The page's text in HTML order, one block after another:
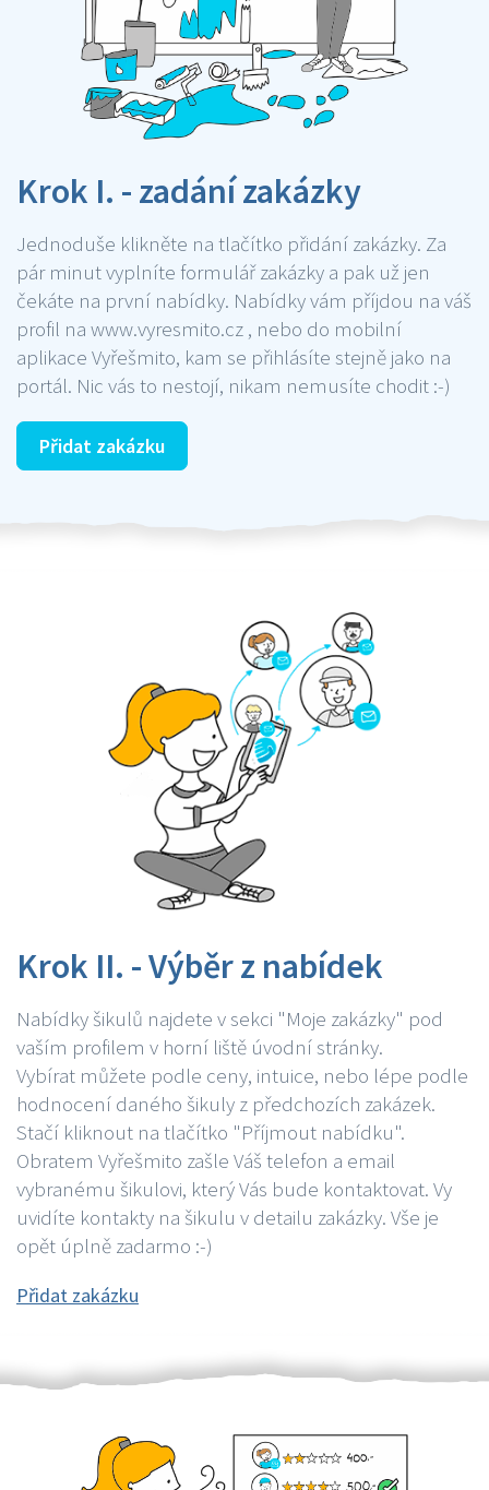
Krok I. - zadání zakázky
Jednoduše klikněte na tlačítko přidání zakázky. Za
pár minut vyplníte formulář zakázky a pak už jen
čekáte na první nabídky. Nabídky vám příjdou na váš
profil na www.vyresmito.cz , nebo do mobilní
aplikace Vyřešmito, kam se přihlásíte stejně jako na
portál. Nic vás to nestojí, nikam nemusíte chodit :-)
Přidat zakázku
Krok II. - Výběr z nabídek
Nabídky šikulů najdete v sekci "Moje zakázky" pod
vaším profilem v horní liště úvodní stránky.
Vybírat můžete podle ceny, intuice, nebo lépe podle
hodnocení daného šikuly z předchozích zakázek.
Stačí kliknout na tlačítko "Příjmout nabídku".
Obratem Vyřešmito zašle Váš telefon a email
vybranému šikulovi, který Vás bude kontaktovat. Vy
uvidíte kontakty na šikulu v detailu zakázky. Vše je
opět úplně zadarmo :-)
Přidat zakázku